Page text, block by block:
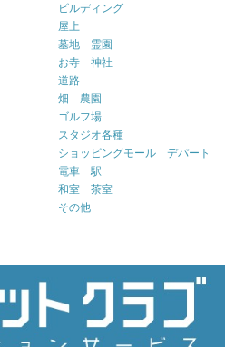
ビルディング
屋上
墓地 霊園
お寺 神社
道路
畑 農園
ゴルフ場
スタジオ各種
ショッピングモール デパート
電車 駅
和室 茶室
その他